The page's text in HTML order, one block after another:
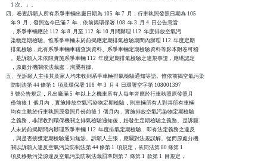
    1 次。」。
四、卷查訴願人所有系爭車輛出廠日期為 105  年 7  月，行車執照發照日期為 105
    年 9  月，發照迄今已滿 7  年，依前揭環保署 108  年 3  月 4  日公告意旨
    ，系爭車輛應於 112  年 8  月至 112  年 10 月間辦理 112  年度排放空氣污
    染物定期檢驗。惟系爭車輛未於前揭應定期排氣檢驗期間內辦理 112  年度定期
    排氣檢驗，此有系爭車輛車籍查詢資料、系爭車輛定期檢驗資料等影本附卷可稽
    。是訴願人未依限實施系爭車輛 112  年度定期排氣檢驗之違規事證，應堪認定
    ，原處分機關依法裁處，洵屬有據。
五、至訴願人主張其及家人均未收到系爭車輛排氣檢驗通知等語。惟依前揭空氣污染
    防制法第 44 條第 1  項及環保署 108  年 3  月 4  日環署空字第 108001397
    9 號公告規定，凡出廠滿 5  年以上之機車所有人每年皆應於行車執照原發照月
    份前後 1  個月內，實施排放空氣污染物定期檢驗，則車輛所有人對其所有車輛
    均有主動於行車執照原發照月份前後 1  個月內，實施排放空氣污染物定期檢驗
    之義務，非謂收到環保機關之排氣檢驗通知後，始發生定期檢驗之義務。是訴願
    人未於前揭期間內辦理系爭車輛 112  年度排氣定期檢驗，即有法定義務之違反
    ，與是否接獲定期檢驗通知無涉。訴願人主張，應屬對法規誤解。從而原處分機
    關以訴願人違反空氣污染防制法第 44 條第 1  項規定，依同法第 80 條第 1
    項及移動污染源違反空氣污染防制法裁罰準則第 7  條第 1  款第 1  目規定，